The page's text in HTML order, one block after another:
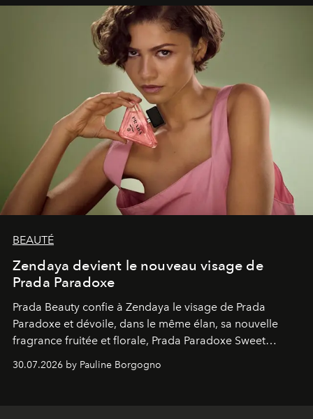
émerveillement.
BEAUTÉ
Zendaya devient le nouveau visage de
Prada Paradoxe
Prada Beauty confie à Zendaya le visage de Prada
Paradoxe et dévoile, dans le même élan, sa nouvelle
fragrance fruitée et florale, Prada Paradoxe Sweet
Chemistry Eau de Parfum.
30.07.2026 by Pauline Borgogno